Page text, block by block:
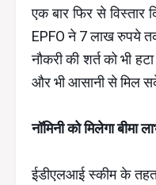
एक बार फिर से विस्तार
EPFO ने 7 लाख रुपये
नौकरी की शर्त को भी
और भी आसानी से मिल
नॉमिनी को मिलेगा बीमा
ईडीएलआई स्कीम के तहत